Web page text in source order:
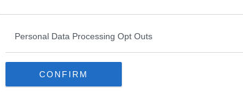
Personal Data Processing Opt Outs
CONFIRM
direttamente nella tua casella di posta.
per rubare i dati personali
agenzie di viaggio